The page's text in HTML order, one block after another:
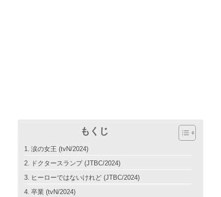
もくじ
涙の女王 (tvN/2024)
ドクタースランプ (JTBC/2024)
ヒーローではないけれど (JTBC/2024)
卒業 (tvN/2024)